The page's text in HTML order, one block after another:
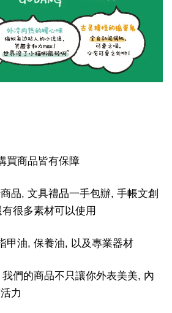
買商品皆有保障
品, 文具禮品一手包辦, 手帳文創
很多素材可以使用
甲油, 保養油, 以及專業器材
們的商品不只讓你外表美美, 內
力